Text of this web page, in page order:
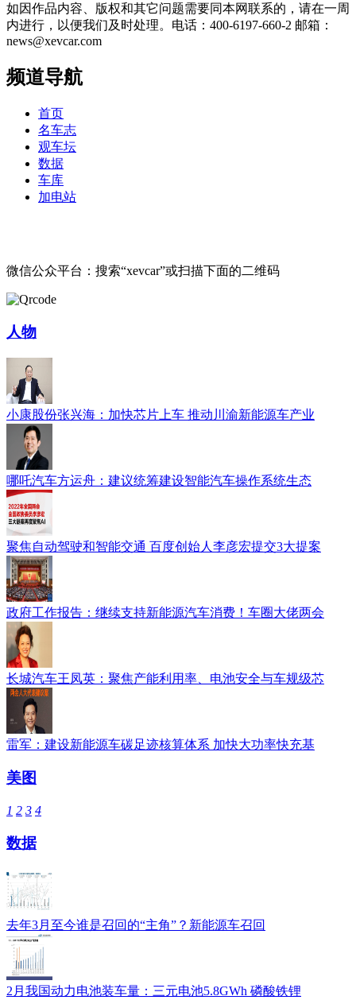
如因作品内容、版权和其它问题需要同本网联系的，请在一周
内进行，以便我们及时处理。电话：400-6197-660-2 邮箱：
news@xevcar.com
频道导航
首页
名车志
观车坛
数据
车库
加电站
微信公众平台：搜索“xevcar”或扫描下面的二维码
人物
小康股份张兴海：加快芯片上车 推动川渝新能源车产业
哪吒汽车方运舟：建议统筹建设智能汽车操作系统生态
聚焦自动驾驶和智能交通 百度创始人李彦宏提交3大提案
政府工作报告：继续支持新能源汽车消费！车圈大佬两会
长城汽车王凤英：聚焦产能利用率、电池安全与车规级芯
雷军：建设新能源车碳足迹核算体系 加快大功率快充基
美图
1 2 3 4
数据
去年3月至今谁是召回的“主角”？新能源车召回
2月我国动力电池装车量：三元电池5.8GWh 磷酸铁锂